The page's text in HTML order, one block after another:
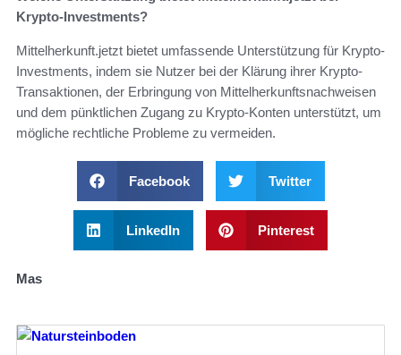
Krypto-Investments?
Mittelherkunft.jetzt bietet umfassende Unterstützung für Krypto-
Investments, indem sie Nutzer bei der Klärung ihrer Krypto-
Transaktionen, der Erbringung von Mittelherkunftsnachweisen
und dem pünktlichen Zugang zu Krypto-Konten unterstützt, um
mögliche rechtliche Probleme zu vermeiden.
Facebook Twitter
LinkedIn Pinterest
Mas